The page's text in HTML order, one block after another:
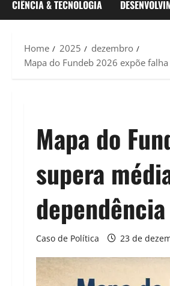
CIÊNCIA & TECNOLOGIA
Home 2025
dezembro
Mapa do Fundeb 2026 expõe
Mapa do
supera
Caso de Política 23 de